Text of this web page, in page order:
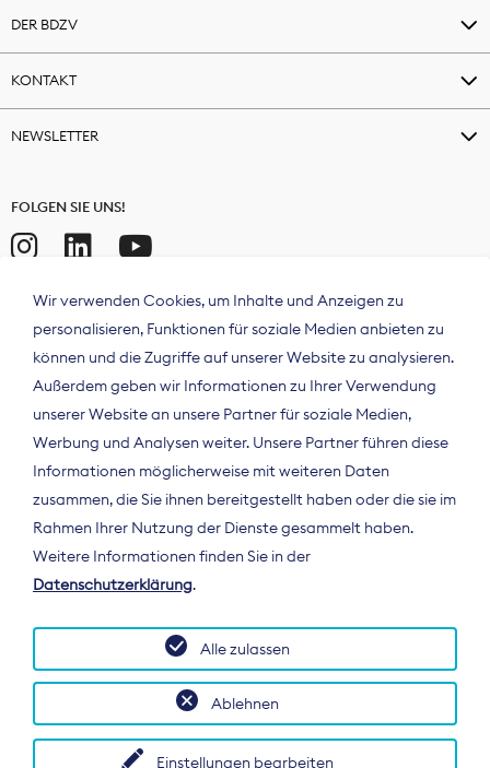
DER BDZV
KONTAKT
NEWSLETTER
FOLGEN SIE UNS!
Der Bundesverband Digitalpublisher und
Zeitungsverleger (BDZV) vertritt als
Spitzenorganisation die Interessen der
Deutschland und auf EU-Ebene.
Wir verwenden Cookies, um Inhalte und Anzeigen zu
personalisieren, Funktionen für soziale Medien anbieten zu
können und die Zugriffe auf unserer Website zu analysieren.
Außerdem geben wir Informationen zu Ihrer Verwendung
unserer Website an unsere Partner für soziale Medien,
Werbung und Analysen weiter. Unsere Partner führen diese
Informationen möglicherweise mit weiteren Daten
zusammen, die Sie ihnen bereitgestellt haben oder die sie im
Rahmen Ihrer Nutzung der Dienste gesammelt haben.
Weitere Informationen finden Sie in der
Datenschutzerklärung.
Einstellungen bearbeiten
Ablehnen
Alle zulassen